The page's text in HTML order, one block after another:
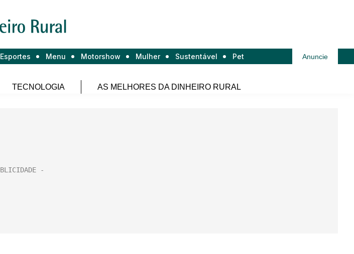
Esportes Menu Motorshow Mulher Sustentável Pet Anuncie
TECNOLOGIA AS MELHORES DA DINHEIRO RURAL